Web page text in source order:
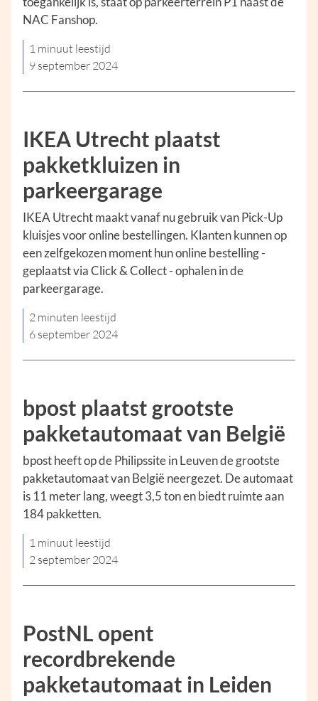
NAC Fanshop.
1 minuut leestijd
9 september 2024
IKEA Utrecht plaatst
pakketkluizen in
parkeergarage
IKEA Utrecht maakt vanaf nu gebruik van Pick-Up
kluisjes voor online bestellingen. Klanten kunnen op
een zelfgekozen moment hun online bestelling -
geplaatst via Click & Collect - ophalen in de
parkeergarage.
2 minuten leestijd
6 september 2024
bpost plaatst grootste
pakketautomaat van België
bpost heeft op de Philipssite in Leuven de grootste
pakketautomaat van België neergezet. De automaat
is 11 meter lang, weegt 3,5 ton en biedt ruimte aan
184 pakketten.
1 minuut leestijd
2 september 2024
PostNL opent
recordbrekende
pakketautomaat in Leiden